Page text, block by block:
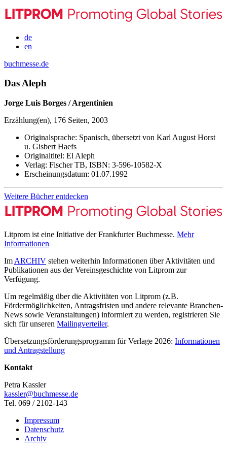
de
en
buchmesse.de
Das Aleph
Jorge Luis Borges / Argentinien
Erzählung(en), 176 Seiten, 2003
Originalsprache: Spanisch, übersetzt von Karl August Horst
u. Gisbert Haefs
Originaltitel: El Aleph
Verlag: Fischer TB, ISBN: 3-596-10582-X
Erscheinungsdatum: 01.07.1992
Weitere Bücher entdecken
Litprom ist eine Initiative der Frankfurter Buchmesse. Mehr
Informationen
Im ARCHIV stehen weiterhin Informationen über Aktivitäten und
Publikationen aus der Vereinsgeschichte von Litprom zur
Verfügung.
Um regelmäßig über die Aktivitäten von Litprom (z.B.
Fördermöglichkeiten, Antragsfristen und andere relevante Branchen-
News sowie Veranstaltungen) informiert zu werden, registrieren Sie
sich für unseren Mailingverteiler.
Übersetzungsförderungsprogramm für Verlage 2026: Informationen
und Antragstellung
Kontakt
Petra Kassler
kassler@buchmesse.de
Tel. 069 / 2102-143
Impressum
Datenschutz
Archiv